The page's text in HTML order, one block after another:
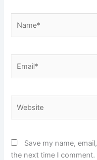
Save my name,
the next time I comment.